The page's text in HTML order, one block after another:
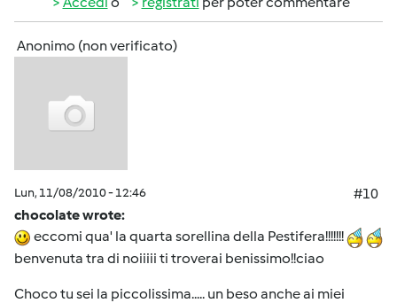
Anonimo (non verificato)
Lun, 11/08/2010 - 12:46
#10
chocolate wrote:
eccomi qua' la quarta sorellina della Pestifera!!!!!!!
benvenuta tra di noiiiii ti troverai benissimo!!ciao
Choco tu sei la piccolissima..... un beso anche ai miei